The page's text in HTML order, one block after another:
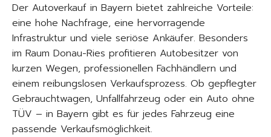
Der Autoverkauf in Bayern bietet zahlreiche Vorteile:
eine hohe Nachfrage, eine hervorragende
Infrastruktur und viele seriöse Ankäufer. Besonders
im Raum Donau-Ries profitieren Autobesitzer von
kurzen Wegen, professionellen Fachhändlern und
einem reibungslosen Verkaufsprozess. Ob gepflegter
Gebrauchtwagen, Unfallfahrzeug oder ein Auto ohne
TÜV – in Bayern gibt es für jedes Fahrzeug eine
passende Verkaufsmöglichkeit.